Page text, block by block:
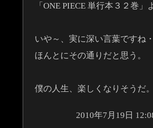
「ONE PIECE 単行本３２巻」
いや～、実に深い言葉ですね
ほんとにその通りだと思う。
僕の人生、楽しくなりそうだ。
2010年7月19日